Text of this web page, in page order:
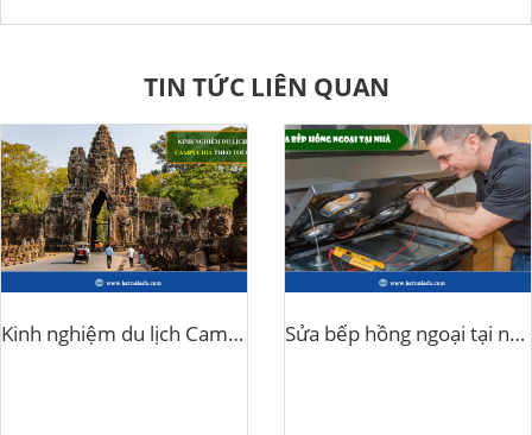
TIN TỨC LIÊN QUAN
Kinh nghiệm du lịch Campuchia theo tour Sửa bếp hồng ngoại tại nhà